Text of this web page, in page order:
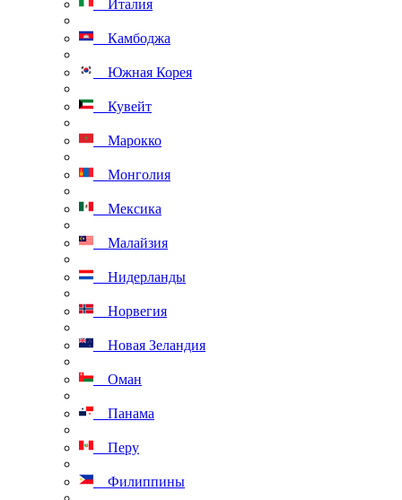
Италия
Камбоджа
Южная Корея
Кувейт
Марокко
Монголия
Мексика
Малайзия
Нидерланды
Норвегия
Новая Зеландия
Оман
Панама
Перу
Филиппины